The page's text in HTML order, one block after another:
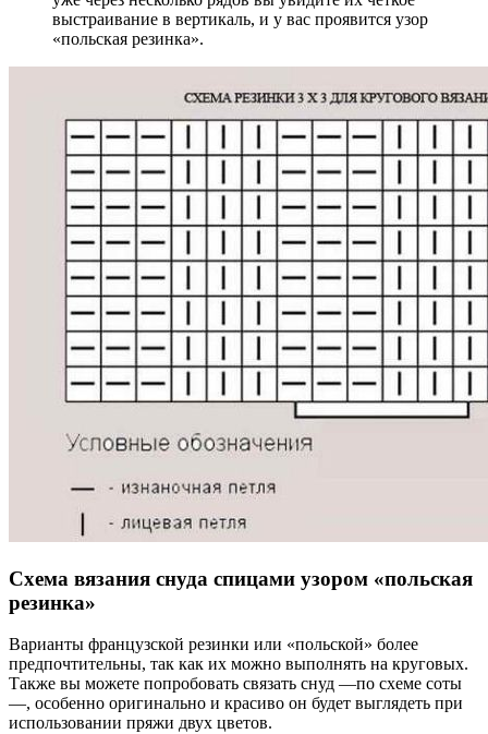
выстраивание в вертикаль, и у вас проявится узор
«польская резинка».
Схема вязания снуда спицами узором «польская
резинка»
Варианты французской резинки или «польской» более
предпочтительны, так как их можно выполнять на круговых.
Также вы можете попробовать связать снуд —по схеме соты
—, особенно оригинально и красиво он будет выглядеть при
использовании пряжи двух цветов.